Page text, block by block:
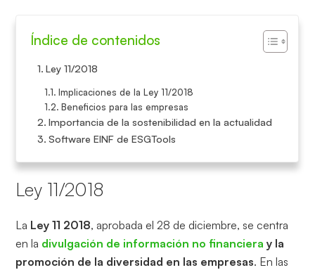
Índice de contenidos
Ley 11/2018
Implicaciones de la Ley 11/2018
Beneficios para las empresas
Importancia de la sostenibilidad en la actualidad
Software EINF de ESGTools
Ley 11/2018
La Ley 11 2018, aprobada el 28 de diciembre, se centra
en la divulgación de información no financiera y la
promoción de la diversidad en las empresas. En las